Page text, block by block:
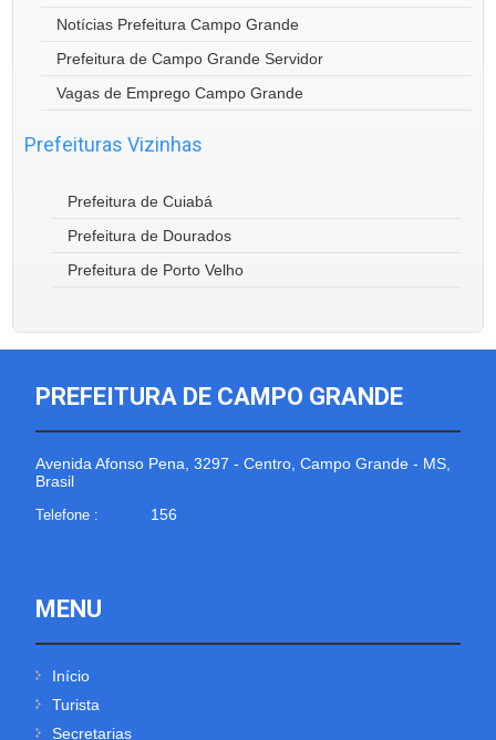
Notícias Prefeitura Campo Grande
Prefeitura de Campo Grande Servidor
Vagas de Emprego Campo Grande
Prefeituras Vizinhas
Prefeitura de Cuiabá
Prefeitura de Dourados
Prefeitura de Porto Velho
PREFEITURA DE CAMPO GRANDE
Avenida Afonso Pena, 3297 - Centro, Campo Grande - MS,
Brasil
Telefone : 156
MENU
Início
Turista
Secretarias